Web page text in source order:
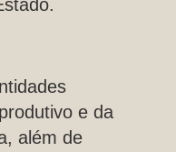
e da
além de